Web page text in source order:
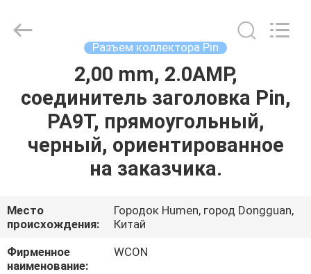
ПРОДУКТЫ
ПУТЕШЕСТВИЕ
ФАБРИКИ
Разъем коллектора Pin
2,00 mm, 2.0AMP,
соединитель заголовка Pin,
PA9T, прямоугольный,
черный, ориентированное
на заказчика.
Место
происхождения:
Городок Humen, город Dongguan,
Китай
Фирменное
наименование:
WCON